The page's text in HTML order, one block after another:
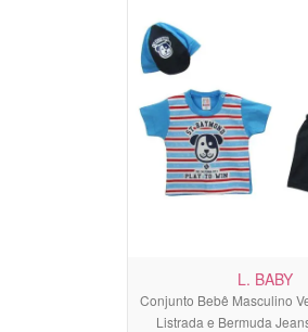
L. BABY
Conjunto Bebê Masculino
Listrada e Bermuda